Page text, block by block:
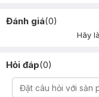
Đánh giá(0)
Hãy
Hỏi đáp(0)